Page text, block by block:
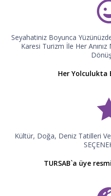
Seyahatiniz Boyunca
Karesi Turizm İle Her
Her Yolculukta
Kültür, Doğa, Deniz Tatilleri
TURSAB`a üye